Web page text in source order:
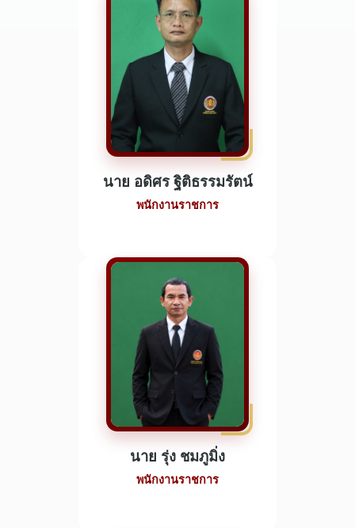
นาย อดิศร ฐิติธรรมรัตน์
พนักงานราชการ
นาย รุ่ง ชมภูมิ่ง
พนักงานราชการ